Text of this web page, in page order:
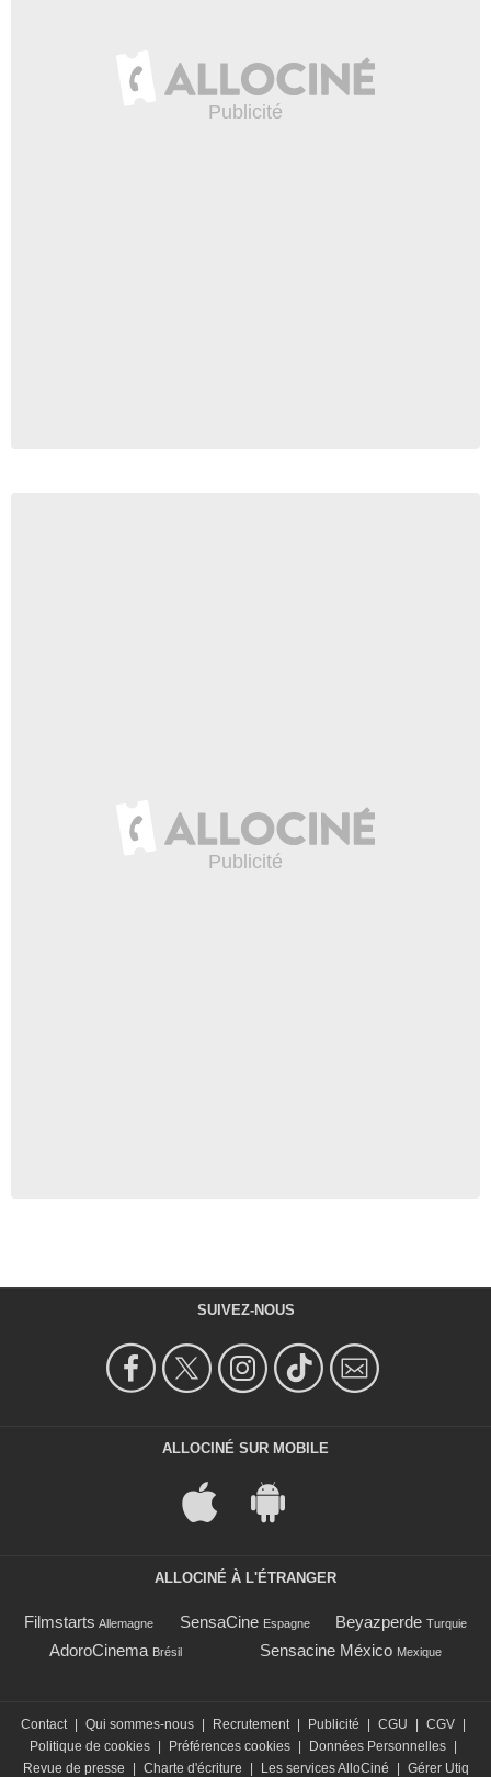
SUIVEZ-NOUS
ALLOCINÉ SUR MOBILE
ALLOCINÉ À L'ÉTRANGER
Filmstarts Allemagne SensaCine Espagne Beyazperde Turquie
AdoroCinema Brésil Sensacine México Mexique
Contact Qui sommes-nous Recrutement Publicité CGU CGV
Politique de cookies
Préférences cookies Données Personnelles
Revue de presse
Charte d'écriture Les services AlloCiné Gérer Utiq